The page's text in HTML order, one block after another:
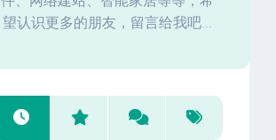
望认识更多的朋友，留言给我吧...